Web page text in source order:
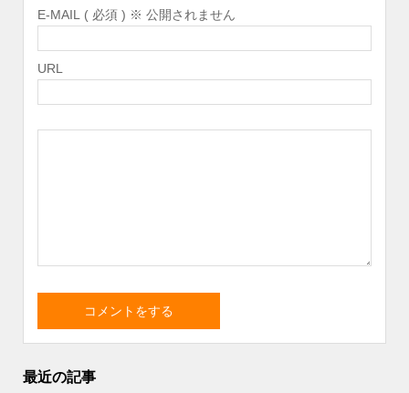
E-MAIL ( 必須 ) ※ 公開されません
URL
最近の記事